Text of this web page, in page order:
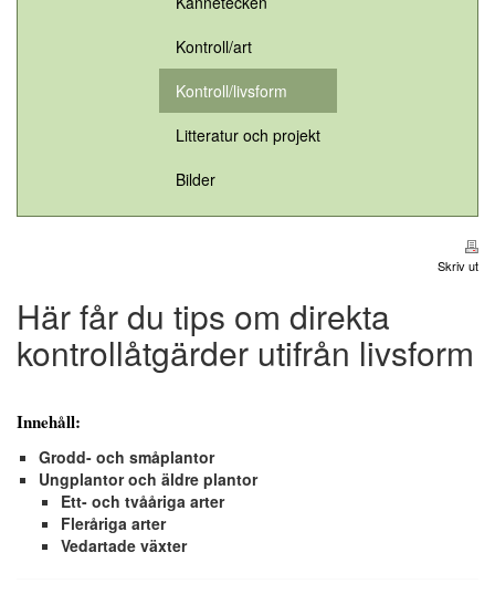
Kontroll/art
Kontroll/livsform
Litteratur och projekt
Bilder
Skriv ut
Här får du tips om direkta
kontrollåtgärder utifrån livsform
Innehåll:
Grodd- och småplantor
Ungplantor och äldre plantor
Ett- och tvååriga arter
Fleråriga arter
Vedartade växter